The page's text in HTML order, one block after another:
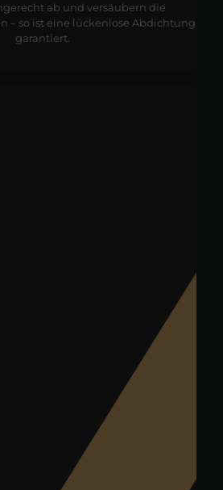
ab und versäubern die
– so ist eine lückenlose Abdichtung
garantiert.